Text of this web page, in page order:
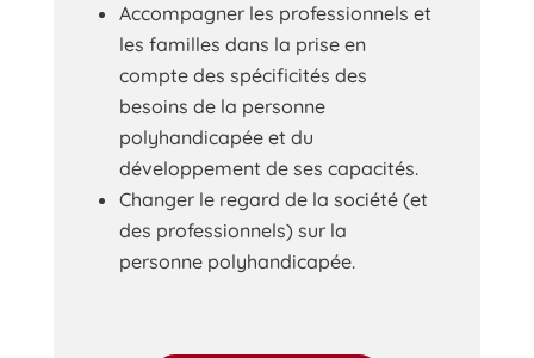
Accompagner les professionnels et
les familles dans la prise en
compte des spécificités des
besoins de la personne
polyhandicapée et du
développement de ses capacités.
Changer le regard de la société (et
des professionnels) sur la
personne polyhandicapée.